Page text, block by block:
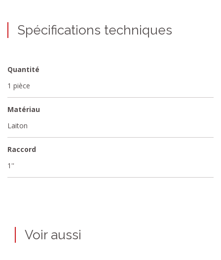
Spécifications techniques
Quantité
1 pièce
Matériau
Laiton
Raccord
1''
Voir aussi